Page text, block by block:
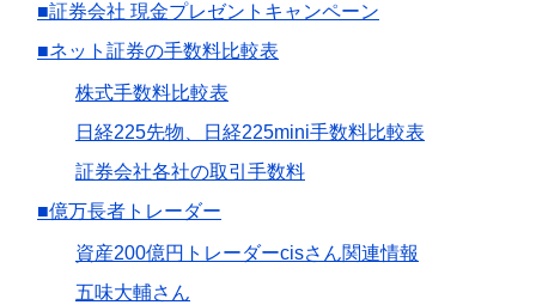
■証券会社 現金プレゼントキャンペーン
■ネット証券の手数料比較表
株式手数料比較表
日経225先物、日経225mini手数料比較表
証券会社各社の取引手数料
■億万長者トレーダー
資産200億円トレーダーcisさん関連情報
五味大輔さん